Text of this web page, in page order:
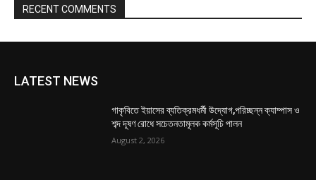
RECENT COMMENTS
LATEST NEWS
গাকৃবিতে ইয়াসের ব্যতিক্রমধর্মী উদ্যোগ,পরিচ্ছন্ন ক্যাম্পাস ও
শব্দ দূষণ রোধে সচেতনতামূলক কর্মসূচি পালন
August 2, 2026